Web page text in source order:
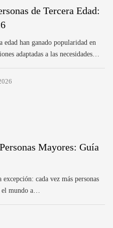
de Tercera Edad:
han ganado popularidad en
adaptadas a las necesidades…
Mayores: Guía
cada vez más personas
el mundo a…